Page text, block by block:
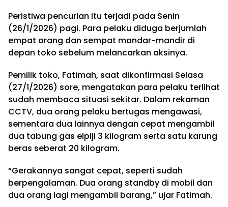
Peristiwa pencurian itu terjadi pada Senin
(26/1/2026) pagi. Para pelaku diduga berjumlah
empat orang dan sempat mondar-mandir di
depan toko sebelum melancarkan aksinya.
Pemilik toko, Fatimah, saat dikonfirmasi Selasa
(27/1/2026) sore, mengatakan para pelaku terlihat
sudah membaca situasi sekitar. Dalam rekaman
CCTV, dua orang pelaku bertugas mengawasi,
sementara dua lainnya dengan cepat mengambil
dua tabung gas elpiji 3 kilogram serta satu karung
beras seberat 20 kilogram.
“Gerakannya sangat cepat, seperti sudah
berpengalaman. Dua orang standby di mobil dan
dua orang lagi mengambil barang,” ujar Fatimah.